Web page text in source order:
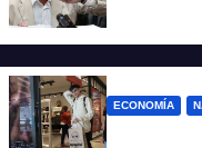
o
ECONOMÍA